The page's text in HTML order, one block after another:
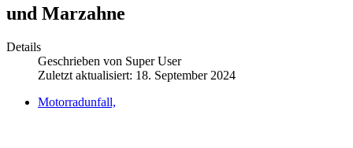
und Marzahne
Details
Geschrieben von Super User
Zuletzt aktualisiert: 18. September 2024
Motorradunfall,